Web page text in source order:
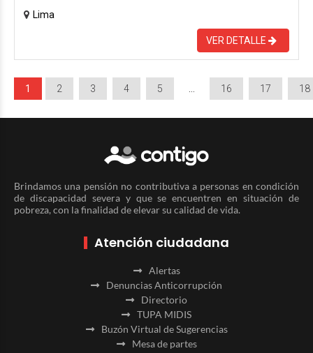
Lima
VER DETALLE
1 2 3 4 5 16 17 18
Brindamos una pensión no contributiva a personas en condición
de discapacidad severa y que se encuentren en situación de
pobreza, con la finalidad de elevar su calidad de vida.
Atención ciudadana
Alertas
Denuncias Anticorrupción
Directorio
TUPA MIDIS
Buzón Virtual de Sugerencias
Mesa de partes